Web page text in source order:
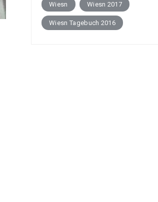
Wiesn Wiesn 2017
Wiesn Tagebuch 2016